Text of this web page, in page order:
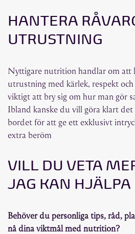
HANTERA
UTRUSTNING
Nyttigare nutrition handlar om att
utrustning med kärlek, respekt
viktigt att bry sig om hur man gör
Ibland kanske du vill göra klart
bordet för att ge ett exklusivt
extra beröm
VILL DU VETA
JAG KAN HJÄLPA
Behöver du personliga tips, råd,
nå dina viktmål med nutrition?